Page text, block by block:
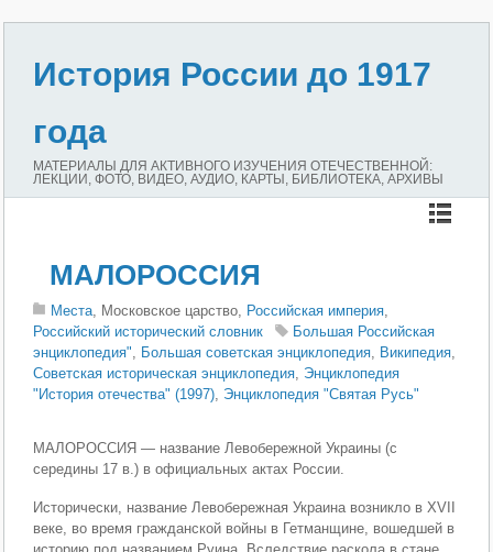
История России до 1917
года
МАТЕРИАЛЫ ДЛЯ АКТИВНОГО ИЗУЧЕНИЯ ОТЕЧЕСТВЕННОЙ:
ЛЕКЦИИ, ФОТО, ВИДЕО, АУДИО, КАРТЫ, БИБЛИОТЕКА, АРХИВЫ
МАЛОРОССИЯ
Места, Московское царство, Российская империя,
Российский исторический словник
Большая Российская
энциклопедия", Большая советская энциклопедия, Википедия,
Советская историческая энциклопедия, Энциклопедия
"История отечества" (1997), Энциклопедия "Святая Русь"
МАЛОРОССИЯ — название Левобережной Украины (с
середины 17 в.) в официальных актах России.
Исторически, название Левобережная Украина возникло в XVII
веке, во время гражданской войны в Гетманщине, вошедшей в